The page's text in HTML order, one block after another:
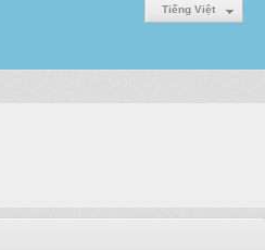
Tiếng Việt